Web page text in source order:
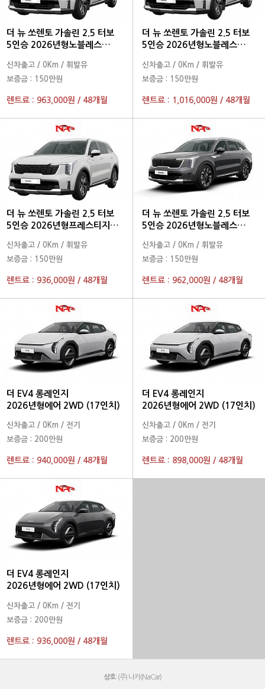
더 뉴 쏘렌토 가솔린 2.5 터보
5인승 2026년형노블레스
신차출고/ 0Km / 휘발유
보증금 : 150만원
렌트료 : 963,000원 / 48개월
더 뉴 쏘렌토 가솔린 2.5 터보
5인승 2026년형노블레스
신차출고/ 0Km / 휘발유
보증금 : 150만원
렌트료 : 1,016,000원 / 48개월
더 뉴 쏘렌토 가솔린 2.5 터보
5인승 2026년형프레스티지
신차출고/ 0Km / 휘발유
보증금 : 150만원
렌트료 : 936,000원 / 48개월
더 뉴 쏘렌토 가솔린 2.5 터보
5인승 2026년형노블레스
신차출고/ 0Km / 휘발유
보증금 : 150만원
렌트료 : 962,000원 / 48개월
더 EV4 롱레인지
2026년형에어 2WD (17인치)
신차출고/ 0Km / 전기
보증금 : 200만원
렌트료 : 940,000원 / 48개월
더 EV4 롱레인지
2026년형에어 2WD (17인치)
신차출고/ 0Km / 전기
보증금 : 200만원
렌트료 : 898,000원 / 48개월
더 EV4 롱레인지
2026년형에어 2WD (17인치)
신차출고/ 0Km / 전기
보증금 : 200만원
렌트료 : 936,000원 / 48개월
상호: (주) 나카(NaCar)